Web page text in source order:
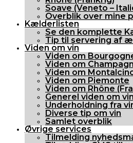
Soave (Veneto –
Overblik over mine
Kælderlisten
Se den komplette
Tip til servering af
Viden om vin
Viden om
Viden om
Viden om
Viden om Piemonte
Viden om Rhône
Generel viden om vin
Underholdning fra
Diverse tip om vin
Samlet overblik
Øvrige services
Tilmelding